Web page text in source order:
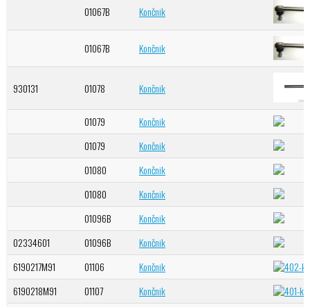
01067B Končnik
01067B Končnik
930131 01078 Končnik
01079
Končnik
01079
Končnik
01080
Končnik
01080
Končnik
01096B
Končnik
02334601
01096B
Končnik
6190217M91
01106
Končnik
6190218M91
01107
Končnik